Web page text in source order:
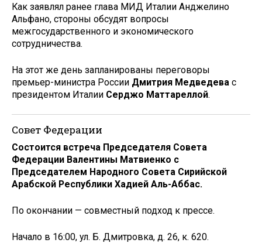
Как заявлял ранее глава МИД Италии Анджелино
Альфано, стороны обсудят вопросы
межгосударственного и экономического
сотрудничества.
На этот же день запланированы переговоры
премьер-министра России Дмитрия Медведева с
президентом Италии Серджо Маттареллой.
Совет Федерации
Состоится встреча Председателя Совета
Федерации Валентины Матвиенко с
Председателем Народного Совета Сирийской
Арабской Республики Хадией Аль-Аббас.
По окончании — совместный подход к прессе.
Начало в 16:00, ул. Б. Дмитровка, д. 26, к. 620.